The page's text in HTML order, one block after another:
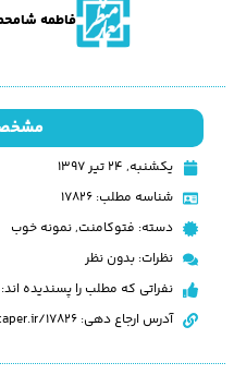
فاطمه
یکشنبه, ۲۴ تیر ۱۳۹۷
شناسه مطلب: 17826
دسته: فتوکامنت,نمونه خوب
نظرات: بدون نظر
نفراتی که مطلب را پسندیده اند: 0 نفر
آدرس ارجاع دهی: https://landscaper.ir/17826